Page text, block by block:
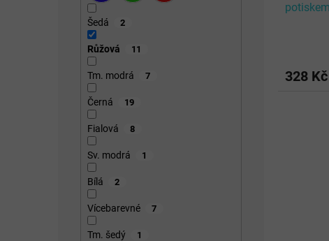
Šedá 2
Růžová 11
Tm. modrá 7
Černá 19
Fialová 8
Sv. modrá 1
Bílá 2
Vícebarevné 7
Tm. šedý 1
328 Kč